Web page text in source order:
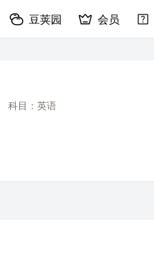
豆荚园 会员
科目：英语